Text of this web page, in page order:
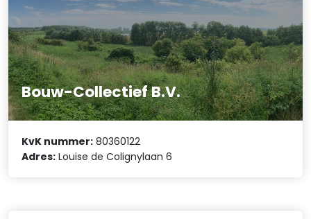
Bouw-Collectief B.V.
KvK nummer: 80360122
Adres: Louise de Colignylaan 6